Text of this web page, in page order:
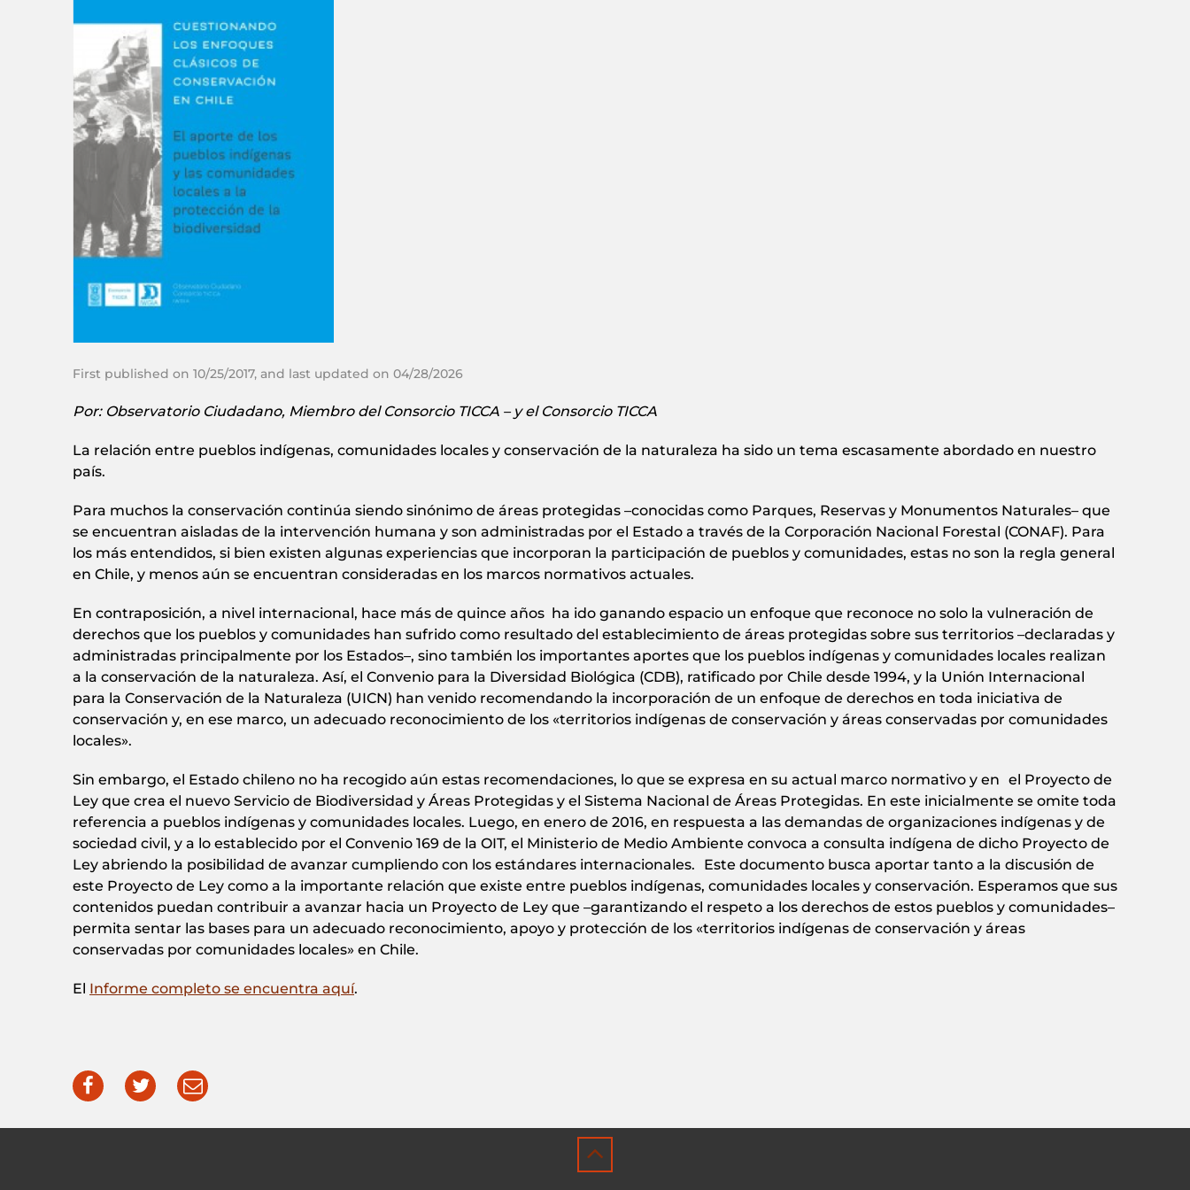
First published on 10/25/2017, and last updated on 04/28/2026
Por: Observatorio Ciudadano, Miembro del Consorcio TICCA – y el Consorcio TICCA
La relación entre pueblos indígenas, comunidades locales y conservación de la naturaleza ha sido un tema escasamente abordado en nuestro
país.
Para muchos la conservación continúa siendo sinónimo de áreas protegidas –conocidas como Parques, Reservas y Monumentos Naturales– que
se encuentran aisladas de la intervención humana y son administradas por el Estado a través de la Corporación Nacional Forestal (CONAF). Para
los más entendidos, si bien existen algunas experiencias que incorporan la participación de pueblos y comunidades, estas no son la regla general
en Chile, y menos aún se encuentran consideradas en los marcos normativos actuales.
En contraposición, a nivel internacional, hace más de quince años ha ido ganando espacio un enfoque que reconoce no solo la vulneración de
derechos que los pueblos y comunidades han sufrido como resultado del establecimiento de áreas protegidas sobre sus territorios –declaradas y
administradas principalmente por los Estados–, sino también los importantes aportes que los pueblos indígenas y comunidades locales realizan
a la conservación de la naturaleza. Así, el Convenio para la Diversidad Biológica (CDB), ratificado por Chile desde 1994, y la Unión Internacional
para la Conservación de la Naturaleza (UICN) han venido recomendando la incorporación de un enfoque de derechos en toda iniciativa de
conservación y, en ese marco, un adecuado reconocimiento de los «territorios indígenas de conservación y áreas conservadas por comunidades
locales».
Sin embargo, el Estado chileno no ha recogido aún estas recomendaciones, lo que se expresa en su actual marco normativo y en el Proyecto de
Ley que crea el nuevo Servicio de Biodiversidad y Áreas Protegidas y el Sistema Nacional de Áreas Protegidas. En este inicialmente se omite toda
referencia a pueblos indígenas y comunidades locales. Luego, en enero de 2016, en respuesta a las demandas de organizaciones indígenas y de
sociedad civil, y a lo establecido por el Convenio 169 de la OIT, el Ministerio de Medio Ambiente convoca a consulta indígena de dicho Proyecto de
Ley abriendo la posibilidad de avanzar cumpliendo con los estándares internacionales. Este documento busca aportar tanto a la discusión de
este Proyecto de Ley como a la importante relación que existe entre pueblos indígenas, comunidades locales y conservación. Esperamos que sus
contenidos puedan contribuir a avanzar hacia un Proyecto de Ley que –garantizando el respeto a los derechos de estos pueblos y comunidades–
permita sentar las bases para un adecuado reconocimiento, apoyo y protección de los «territorios indígenas de conservación y áreas
conservadas por comunidades locales» en Chile.
El Informe completo se encuentra aquí.